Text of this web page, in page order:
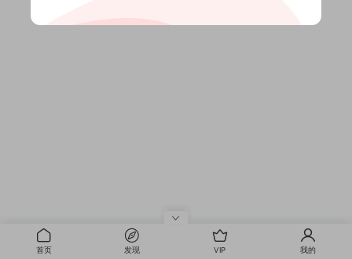
首页 发现 VIP 我的